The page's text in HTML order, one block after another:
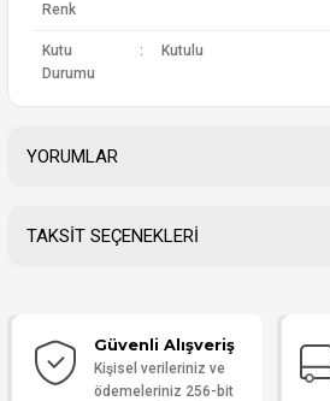
Renk
Kutu
Durumu
: Kutulu
YORUMLAR
Yorum Yaz
TAKSİT SEÇENEKLERİ
Güvenli Alışveriş
Kişisel verileriniz ve
ödemeleriniz 256-bit